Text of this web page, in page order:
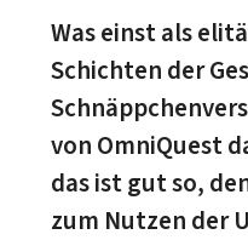
Was einst als
Schichten der
von OmniQuest
das ist gut so,
zum Nutzen der